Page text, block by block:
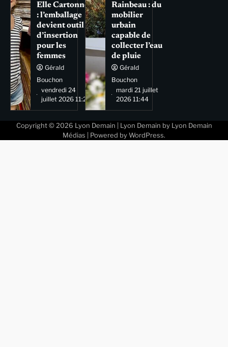
Elle Cartonne
: l’emballage
devient outil
d’insertion
pour les
femmes
Gérald
Bouchon
vendredi 24
juillet 2026 11:29
Rainbeau : du
mobilier
urbain
capable de
collecter l’eau
de pluie
Gérald
Bouchon
mardi 21 juillet
2026 11:44
Copyright © 2026 Lyon Demain | Lyon Demain by Lyon Demain
Médias | Powered by WordPress.